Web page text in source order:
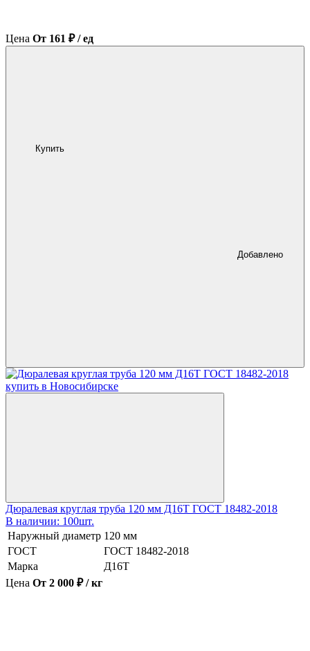
Цена От 161 ₽ / ед
Купить
Добавлено
Дюралевая круглая труба 120 мм Д16Т ГОСТ 18482-2018
В наличии: 100шт.
Наружный диаметр 120 мм
ГОСТ
ГОСТ 18482-2018
Марка
Д16Т
Цена От 2 000 ₽ / кг